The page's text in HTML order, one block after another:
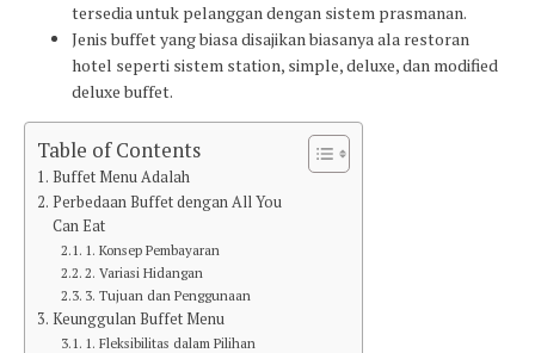
tersedia untuk pelanggan dengan sistem prasmanan.
Jenis buffet yang biasa disajikan biasanya ala restoran
hotel seperti sistem station, simple, deluxe, dan modified
deluxe buffet.
Table of Contents
Buffet Menu Adalah
Perbedaan Buffet dengan All You
Can Eat
1. Konsep Pembayaran
2. Variasi Hidangan
3. Tujuan dan Penggunaan
Keunggulan Buffet Menu
1. Fleksibilitas dalam Pilihan